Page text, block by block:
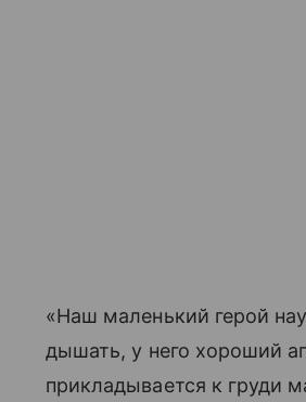
«Наш маленький герой
дышать, у него хороший
прикладывается к груди